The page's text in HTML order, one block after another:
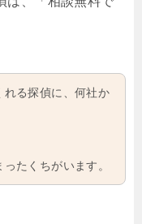
れる探偵に、何社か
たくちがいます。